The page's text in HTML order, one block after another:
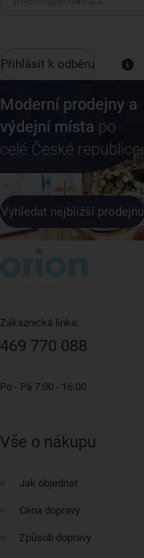
Přihlásit k odběru
Moderní prodejny a
výdejní místa po
celé České republice
Vyhledat nejbližší prodejnu
Zákaznická linka:
469 770 088
Po - Pá 7:00 - 16:00
Vše o nákupu
Jak objednat
Cena dopravy
Způsob dopravy